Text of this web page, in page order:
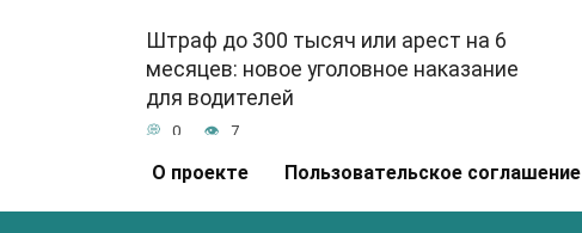
Штраф до 300 тысяч или арест на 6
месяцев: новое уголовное наказание
для водителей
0 7
О проекте Пользовательское соглашение